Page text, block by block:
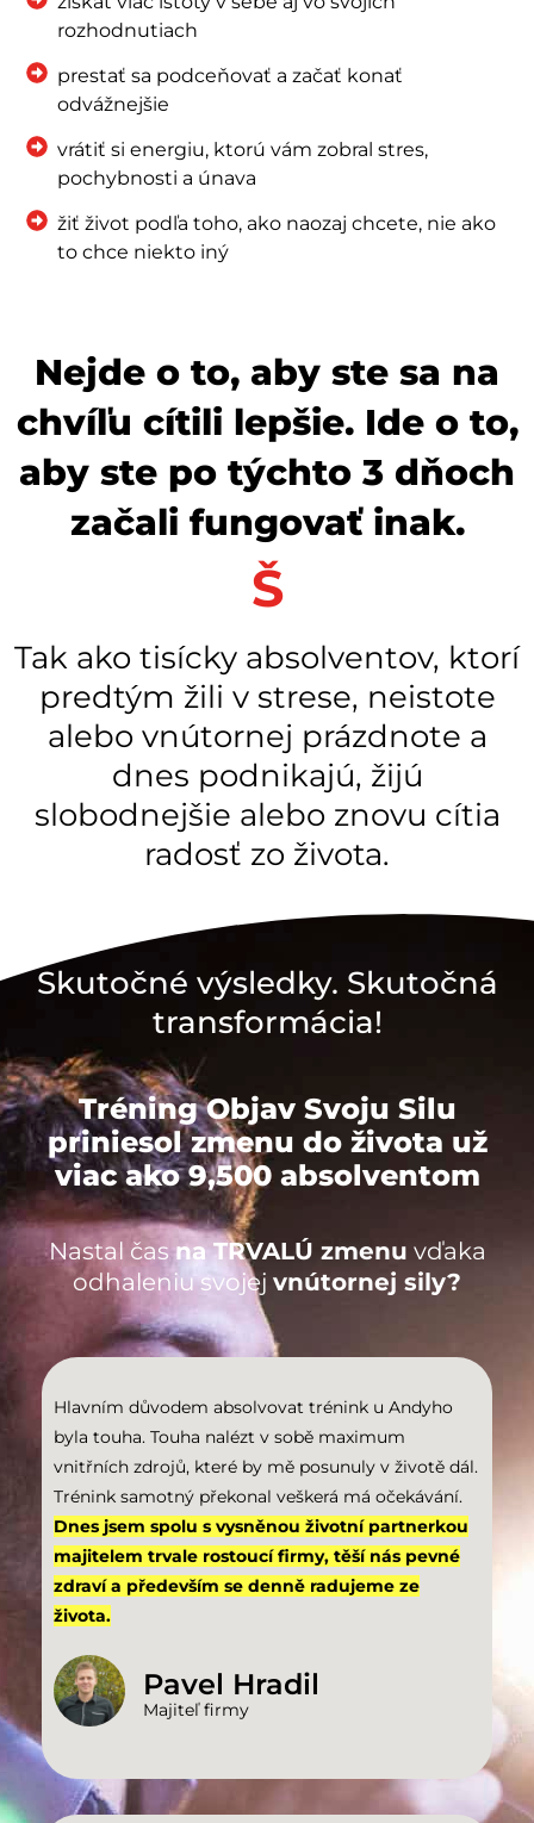
rozhodnutiach
prestať sa podceňovať a začať konať
odvážnejšie
vrátiť si energiu, ktorú vám zobral stres,
pochybnosti a únava
žiť život podľa toho, ako naozaj chcete, nie ako
to chce niekto iný
Nejde o to, aby ste sa na
chvíľu cítili lepšie. Ide o to,
aby ste po týchto 3 dňoch
začali fungovať inak.
n
Tak ako tisícky absolventov, ktorí
predtým žili v strese, neistote
alebo vnútornej prázdnote a
dnes podnikajú, žijú
slobodnejšie alebo znovu cítia
radosť zo života.
Skutočné výsledky. Skutočná
transformácia!
Tréning Objav Svoju Silu
priniesol zmenu do života už
viac ako 9,500 absolventom
Nastal časna TRVALÚ zmenu vďaka
odhaleniu svojej vnútornej sily?
Hlavním důvodem absolvovat trénink u Andyho
byla touha. Touha nalézt v sobě maximum
vnitřních zdrojů, které by mě posunuly v životě dál.
Trénink samotný překonal veškerá má očekávání.
Dnes jsem spolu s vysněnou životní partnerkou
majitelem trvale rostoucí firmy, těší nás pevné
zdraví a především se denně radujeme ze
života.
Pavel Hradil
Majiteľ firmy